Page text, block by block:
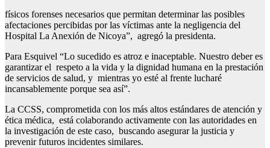
físicos forenses necesarios que permitan determinar las posibles
afectaciones percibidas por las víctimas ante la negligencia del
Hospital La Anexión de Nicoya”, agregó la presidenta.
Para Esquivel “Lo sucedido es atroz e inaceptable. Nuestro deber es
garantizar el respeto a la vida y la dignidad humana en la prestación
de servicios de salud, y mientras yo esté al frente lucharé
incansablemente porque sea así”.
La CCSS, comprometida con los más altos estándares de atención y
ética médica, está colaborando activamente con las autoridades en
la investigación de este caso, buscando asegurar la justicia y
prevenir futuros incidentes similares.